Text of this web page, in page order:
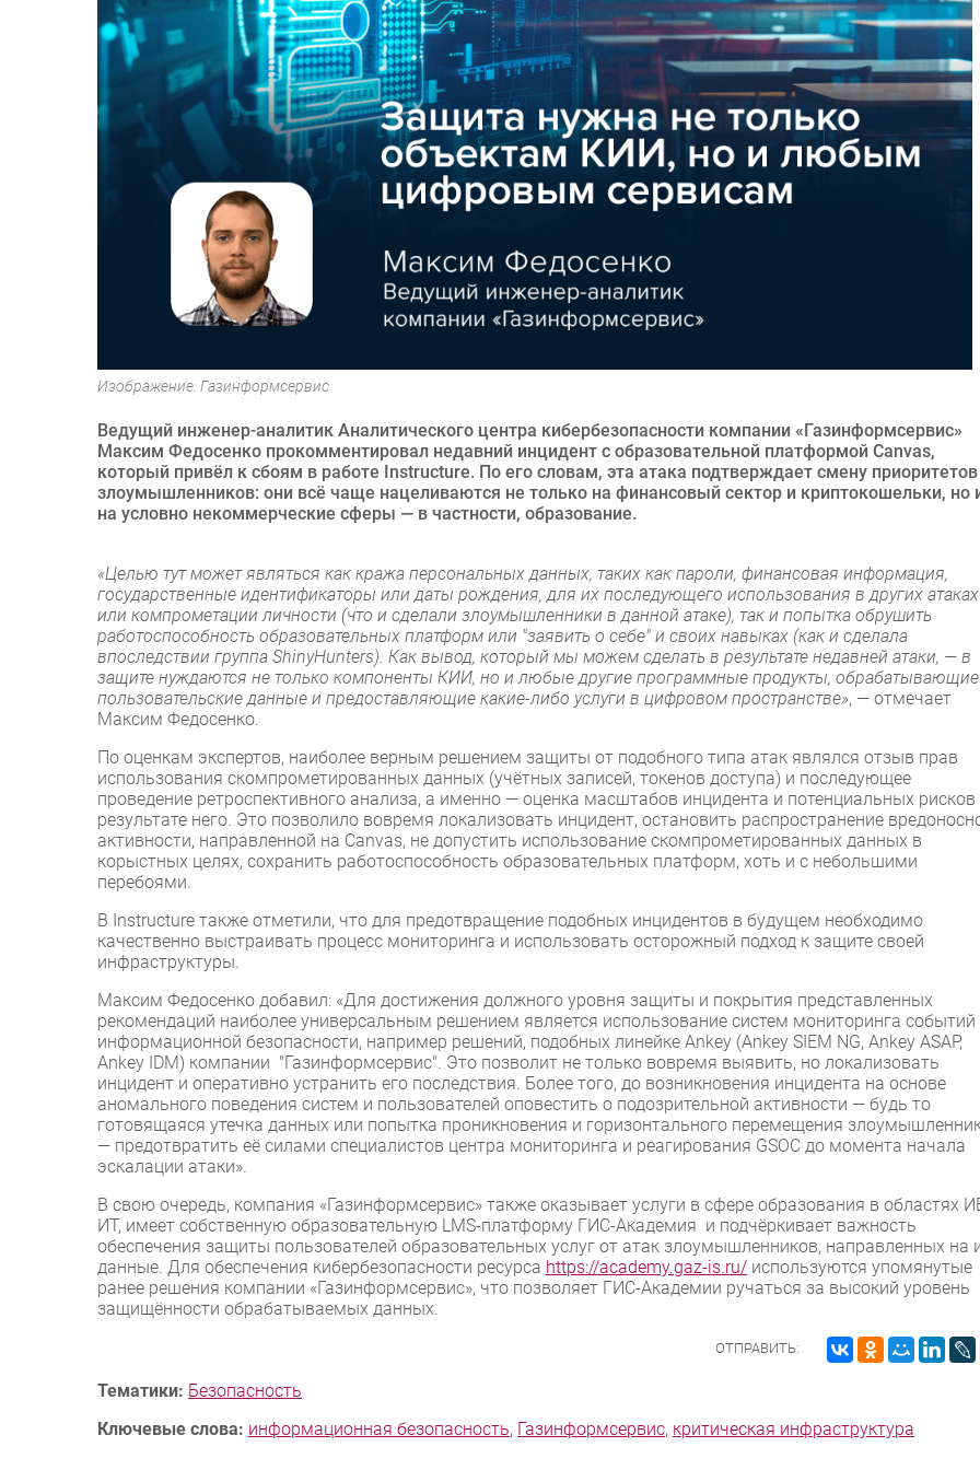
Изображение: Газинформсервис
Ведущий инженер-аналитик Аналитического центра кибербезопасности компании «Газинформсервис»
Максим Федосенко прокомментировал недавний инцидент с образовательной платформой Canvas,
который привёл к сбоям в работе Instructure. По его словам, эта атака подтверждает смену приоритетов
злоумышленников: они всё чаще нацеливаются не только на финансовый сектор и криптокошельки, но
на условно некоммерческие сферы — в частности, образование.
«Целью тут может являться как кража персональных данных, таких как пароли, финансовая информация,
государственные идентификаторы или даты рождения, для их последующего использования в других атаках
или компрометации личности (что и сделали злоумышленники в данной атаке), так и попытка обрушить
работоспособность образовательных платформ или "заявить о себе" и своих навыках (как и сделала
впоследствии группа ShinyHunters). Как вывод, который мы можем сделать в результате недавней атаки, — в
защите нуждаются не только компоненты КИИ, но и любые другие программные продукты, обрабатывающие
пользовательские данные и предоставляющие какие-либо услуги в цифровом пространстве», — отмечает
Максим Федосенко.
По оценкам экспертов, наиболее верным решением защиты от подобного типа атак являлся отзыв прав
использования скомпрометированных данных (учётных записей, токенов доступа) и последующее
проведение ретроспективного анализа, а именно — оценка масштабов инцидента и потенциальных рисков
результате него. Это позволило вовремя локализовать инцидент, остановить распространение
активности, направленной на Canvas, не допустить использование скомпрометированных данных в
корыстных целях, сохранить работоспособность образовательных платформ, хоть и с небольшими
перебоями.
В Instructure также отметили, что для предотвращение подобных инцидентов в будущем необходимо
качественно выстраивать процесс мониторинга и использовать осторожный подход к защите своей
инфраструктуры.
Максим Федосенко добавил: «Для достижения должного уровня защиты и покрытия представленных
рекомендаций наиболее универсальным решением является использование систем мониторинга событий
информационной безопасности, например решений, подобных линейке Ankey (Ankey SIEM NG, Ankey ASAP,
Ankey IDM) компании "Газинформсервис". Это позволит не только вовремя выявить, но локализовать
инцидент и оперативно устранить его последствия. Более того, до возникновения инцидента на основе
аномального поведения систем и пользователей оповестить о подозрительной активности — будь то
готовящаяся утечка данных или попытка проникновения и горизонтального перемещения
— предотвратить её силами специалистов центра мониторинга и реагирования GSOC до момента начала
эскалации атаки».
В свою очередь, компания «Газинформсервис» также оказывает услуги в сфере образования в областях
ИТ, имеет собственную образовательную LMS-платформу ГИС-Академия и подчёркивает важность
обеспечения защиты пользователей образовательных услуг от атак злоумышленников, направленных на
данные. Для обеспечения кибербезопасности ресурса https://academy.gaz-is.ru/ используются упомянутые
ранее решения компании «Газинформсервис», что позволяет ГИС-Академии ручаться за высокий уровень
защищённости обрабатываемых данных.
ОТПРАВИТЬ:
Тематики: Безопасность
Ключевые слова: информационная безопасность, Газинформсервис, критическая инфраструктура